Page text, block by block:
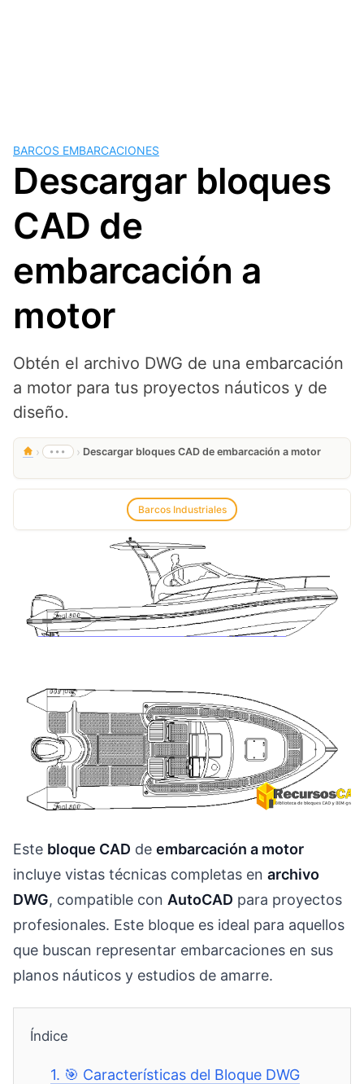
BARCOS EMBARCACIONES
Descargar bloques
CAD de
embarcación a
motor
Obtén el archivo DWG de una embarcación
a motor para tus proyectos náuticos y de
diseño.
› ••• › Descargar bloques CAD de embarcación a motor
Barcos Industriales
Este bloque CAD de embarcación a motor
incluye vistas técnicas completas en archivo
DWG, compatible con AutoCAD para proyectos
profesionales. Este bloque es ideal para aquellos
que buscan representar embarcaciones en sus
planos náuticos y estudios de amarre.
Índice
1. 🎯 Características del Bloque DWG